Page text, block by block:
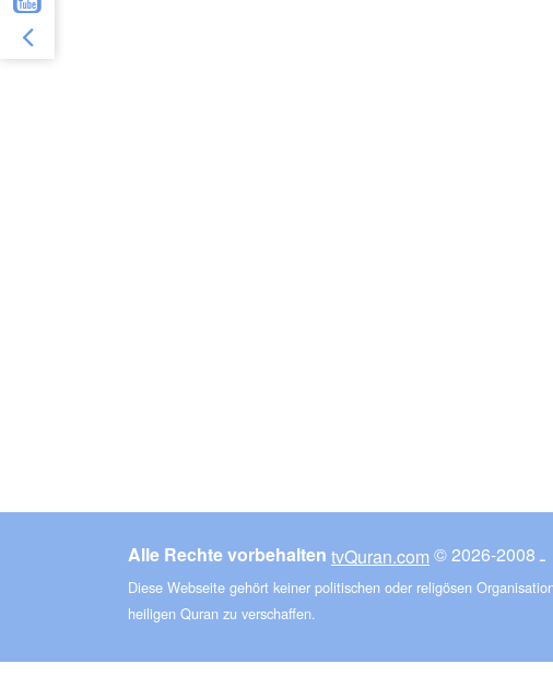
Alle Rechte vorbehalten tvQuran.com © ـ 2008-2026
Diese Webseite gehört keiner politischen oder religösen
heiligen Quran zu verschaffen.